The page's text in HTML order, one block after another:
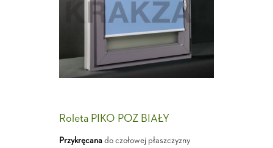
Roleta PIKO POZ BIAŁY
Przykręcanado czołowej płaszczyzny